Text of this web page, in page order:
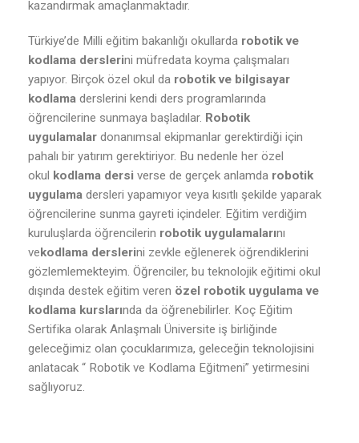
kazandırmak amaçlanmaktadır.
Türkiye’de Milli eğitim bakanlığı okullarda robotik ve
kodlama derslerini müfredata koyma çalışmaları
yapıyor. Birçok özel okul da robotik ve bilgisayar
kodlama derslerini kendi ders programlarında
öğrencilerine sunmaya başladılar. Robotik
uygulamalar donanımsal ekipmanlar gerektirdiği için
pahalı bir yatırım gerektiriyor. Bu nedenle her özel
okul kodlama dersi verse de gerçek anlamda robotik
uygulama dersleri yapamıyor veya kısıtlı şekilde yaparak
öğrencilerine sunma gayreti içindeler. Eğitim verdiğim
kuruluşlarda öğrencilerin robotik uygulamalarını
vekodlama derslerini zevkle eğlenerek öğrendiklerini
gözlemlemekteyim. Öğrenciler, bu teknolojik eğitimi okul
dışında destek eğitim veren özel robotik uygulama ve
kodlama kurslarında da öğrenebilirler. Koç Eğitim
Sertifika olarak Anlaşmalı Üniversite iş birliğinde
geleceğimiz olan çocuklarımıza, geleceğin teknolojisini
anlatacak “ Robotik ve Kodlama Eğitmeni” yetirmesini
sağlıyoruz.